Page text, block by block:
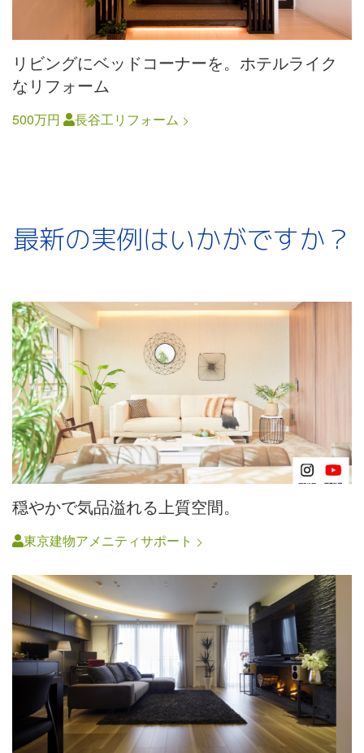
リビングにベッドコーナーを。ホテルライク
なリフォーム
500万円 長谷工リフォーム
最新の実例はいかがですか？
穏やかで気品溢れる上質空間。
東京建物アメニティサポート